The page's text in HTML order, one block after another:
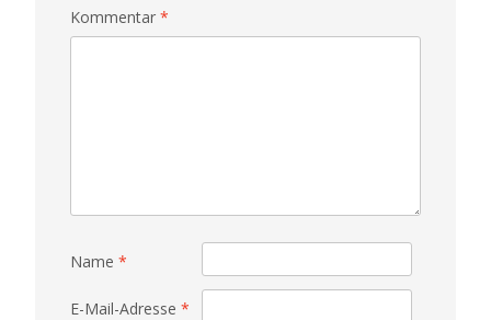
Kommentar *
Name *
E-Mail-Adresse *